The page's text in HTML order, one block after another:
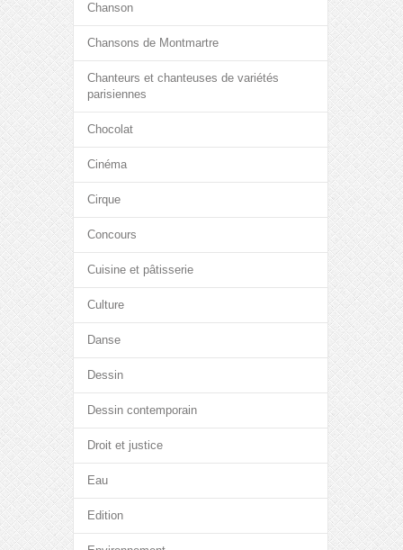
Chanson
Chansons de Montmartre
Chanteurs et chanteuses de variétés
parisiennes
Chocolat
Cinéma
Cirque
Concours
Cuisine et pâtisserie
Culture
Danse
Dessin
Dessin contemporain
Droit et justice
Eau
Edition